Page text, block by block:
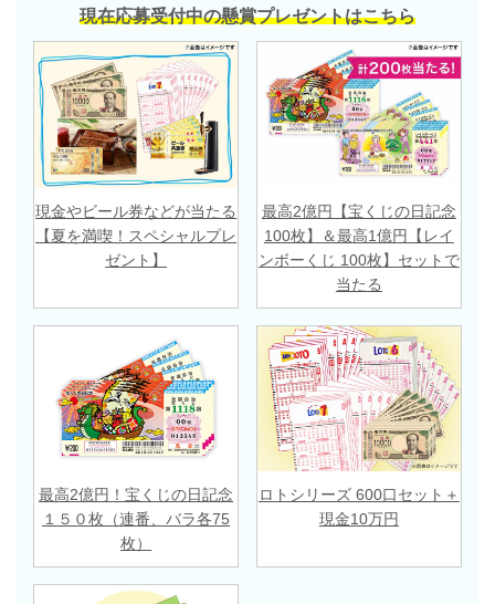
現在応募受付中の懸賞プレゼントはこちら
現金やビール券などが当たる
【夏を満喫！スペシャルプレ
ゼント】
最高2億円【宝くじの日記念
100枚】＆最高1億円【レイ
ンボーくじ 100枚】セットで
当たる
最高2億円！宝くじの日記念
１５０枚（連番、バラ各75
枚）
ロトシリーズ 600口セット＋
現金10万円